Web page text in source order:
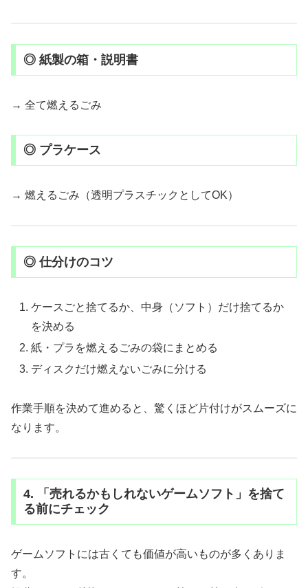
◎ 紙製の箱・説明書
→ 全て燃えるごみ
◎ プラケース
→ 燃えるごみ（透明プラスチックとしてOK）
◎ 仕分けのコツ
ケースごと捨てるか、中身（ソフト）だけ捨てるか
を決める
紙・プラを燃えるごみの袋にまとめる
ディスクだけ燃えないごみに分ける
作業手順を決めて進めると、驚くほど片付けがスムーズに
なります。
4. 「売れるかもしれないゲームソフト」を捨て
る前にチェック
ゲームソフトには古くても価値が高いものが多くありま
す。